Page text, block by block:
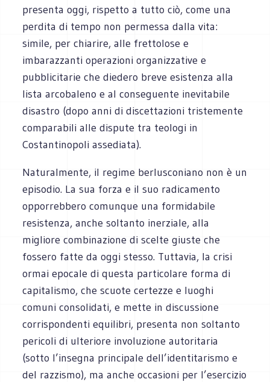
presenta oggi, rispetto a tutto ciò, come una
perdita di tempo non permessa dalla vita:
simile, per chiarire, alle frettolose e
imbarazzanti operazioni organizzative e
pubblicitarie che diedero breve esistenza alla
lista arcobaleno e al conseguente inevitabile
disastro (dopo anni di discettazioni tristemente
comparabili alle dispute tra teologi in
Costantinopoli assediata).
Naturalmente, il regime berlusconiano non è un
episodio. La sua forza e il suo radicamento
opporrebbero comunque una formidabile
resistenza, anche soltanto inerziale, alla
migliore combinazione di scelte giuste che
fossero fatte da oggi stesso. Tuttavia, la crisi
ormai epocale di questa particolare forma di
capitalismo, che scuote certezze e luoghi
comuni consolidati, e mette in discussione
corrispondenti equilibri, presenta non soltanto
pericoli di ulteriore involuzione autoritaria
(sotto l’insegna principale dell’identitarismo e
del razzismo), ma anche occasioni per l’esercizio